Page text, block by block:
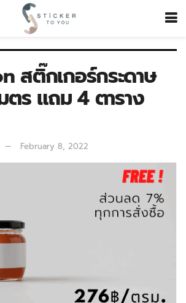
สติ๊กเกอร์กระดาษ
ตร แถม 4 ตาราง
February 8, 2022